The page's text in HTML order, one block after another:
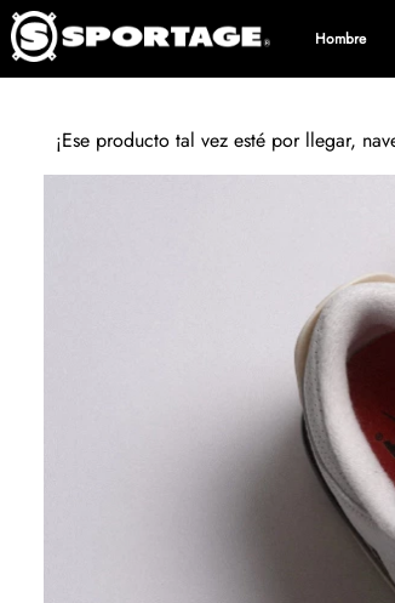
Hombre
¡Ese producto tal vez esté por llegar,